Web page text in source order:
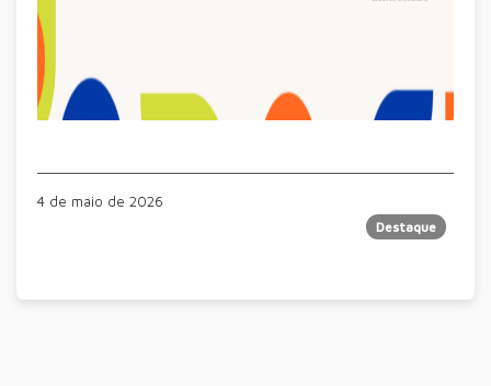
4 de maio de 2026
Destaque